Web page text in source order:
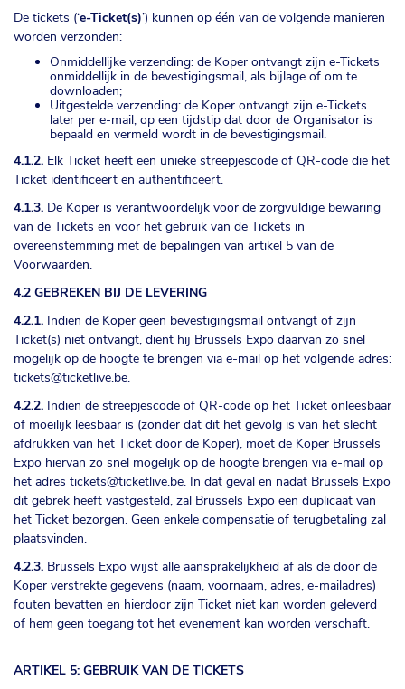
De tickets (‘e-Ticket(s)’) kunnen op één van de volgende manieren
worden verzonden:
Onmiddellijke verzending: de Koper ontvangt zijn e-Tickets
onmiddellijk in de bevestigingsmail, als bijlage of om te
downloaden;
Uitgestelde verzending: de Koper ontvangt zijn e-Tickets
later per e-mail, op een tijdstip dat door de Organisator is
bepaald en vermeld wordt in de bevestigingsmail.
4.1.2. Elk Ticket heeft een unieke streepjescode of QR-code die het
Ticket identificeert en authentificeert.
4.1.3. De Koper is verantwoordelijk voor de zorgvuldige bewaring
van de Tickets en voor het gebruik van de Tickets in
overeenstemming met de bepalingen van artikel 5 van de
Voorwaarden.
4.2 GEBREKEN BIJ DE LEVERING
4.2.1. Indien de Koper geen bevestigingsmail ontvangt of zijn
Ticket(s) niet ontvangt, dient hij Brussels Expo daarvan zo snel
mogelijk op de hoogte te brengen via e-mail op het volgende adres:
tickets@ticketlive.be.
4.2.2. Indien de streepjescode of QR-code op het Ticket onleesbaar
of moeilijk leesbaar is (zonder dat dit het gevolg is van het slecht
afdrukken van het Ticket door de Koper), moet de Koper Brussels
Expo hiervan zo snel mogelijk op de hoogte brengen via e-mail op
het adres tickets@ticketlive.be. In dat geval en nadat Brussels Expo
dit gebrek heeft vastgesteld, zal Brussels Expo een duplicaat van
het Ticket bezorgen. Geen enkele compensatie of terugbetaling zal
plaatsvinden.
4.2.3. Brussels Expo wijst alle aansprakelijkheid af als de door de
Koper verstrekte gegevens (naam, voornaam, adres, e-mailadres)
fouten bevatten en hierdoor zijn Ticket niet kan worden geleverd
of hem geen toegang tot het evenement kan worden verschaft.
ARTIKEL 5: GEBRUIK VAN DE TICKETS